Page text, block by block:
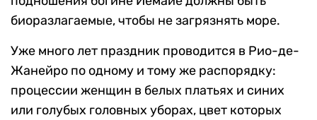
биоразлагаемые, чтобы не загрязнять море.
Уже много лет праздник проводится в Рио-де-
Жанейро по одному и тому же распорядку:
процессии женщин в белых платьях и синих
или голубых головных уборах, цвет которых